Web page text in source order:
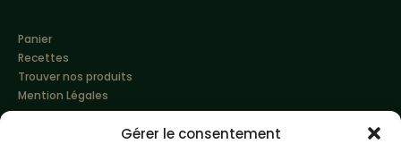
Gérer le consentement
Panier
Recettes
Trouver nos produits
Mention Légales